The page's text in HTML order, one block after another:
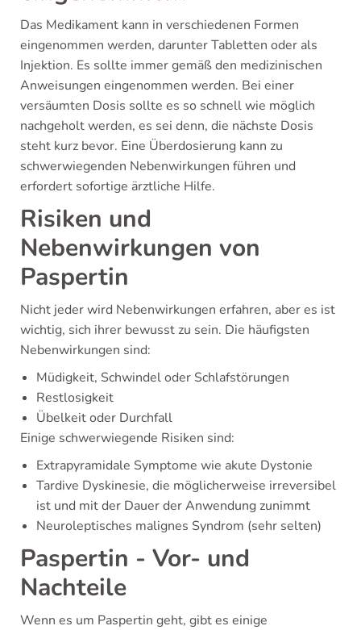
Das Medikament kann in verschiedenen Formen
eingenommen werden, darunter Tabletten oder als
Injektion. Es sollte immer gemäß den medizinischen
Anweisungen eingenommen werden. Bei einer
versäumten Dosis sollte es so schnell wie möglich
nachgeholt werden, es sei denn, die nächste Dosis
steht kurz bevor. Eine Überdosierung kann zu
schwerwiegenden Nebenwirkungen führen und
erfordert sofortige ärztliche Hilfe.
Risiken und
Nebenwirkungen von
Paspertin
Nicht jeder wird Nebenwirkungen erfahren, aber es ist
wichtig, sich ihrer bewusst zu sein. Die häufigsten
Nebenwirkungen sind:
Müdigkeit, Schwindel oder Schlafstörungen
Restlosigkeit
Übelkeit oder Durchfall
Einige schwerwiegende Risiken sind:
Extrapyramidale Symptome wie akute Dystonie
Tardive Dyskinesie, die möglicherweise irreversibel
ist und mit der Dauer der Anwendung zunimmt
Neuroleptisches malignes Syndrom (sehr selten)
Paspertin - Vor- und
Nachteile
Wenn es um Paspertin geht, gibt es einige